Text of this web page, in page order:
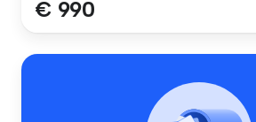
€ 990